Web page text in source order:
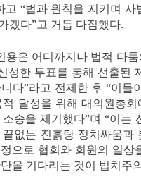
고 “법과 원칙을 지키며
겠다”고 거듭 다짐했다.
용은 어디까지나 법적 다
성한 투표를 통해 선출된
다”라고 전제한 후 “이들
달성을 위해 대의원총
송을 제기했다”며 “이는
없는 진흙탕 정치싸움
으로 협회와 회원의 일
을 기다리는 것이 법치주